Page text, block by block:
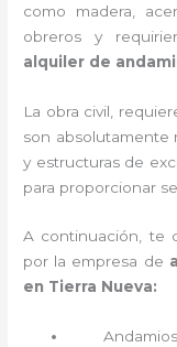
como madera,
obreros y
alquiler de
La obra civil,
son absolutamente
y estructuras de
para proporcionar
A continuación, te
por la empresa de
en Tierra Nueva: